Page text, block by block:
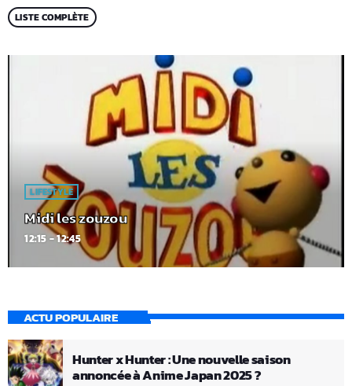
LISTE COMPLÈTE
LIFESTYLE
Midi les zouzou
12:15 - 12:45
ACTU POPULAIRE
Hunter x Hunter : Une nouvelle saison
annoncée à Anime Japan 2025 ?